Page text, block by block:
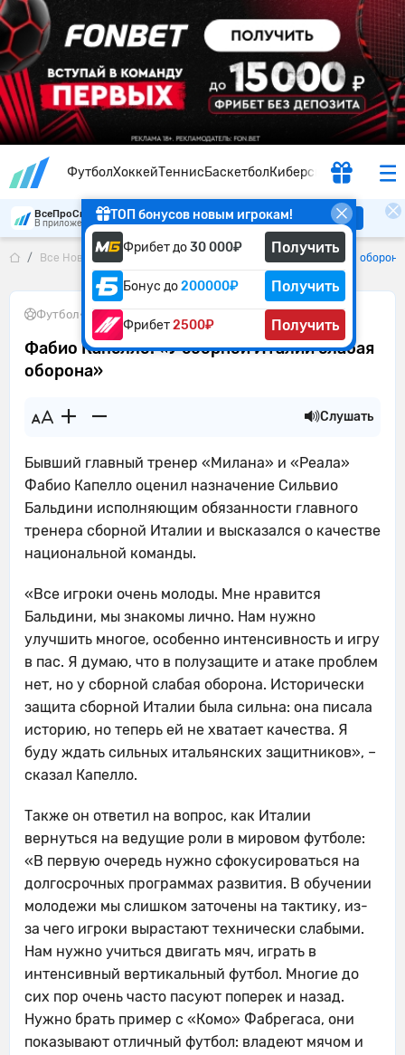
ФутболХоккейТеннисБаскетболКиберспорт
ТОП бонусов новым игрокам!
Фрибет до30 000₽ Получить
Бонус до200000₽ Получить
Фрибет2500₽ Получить
ВсеПроСпорт
В приложении удобнее Скачать
Все Новости Фабио Капелло: «У сборной Италии слабая
Футбол• 08.06.2026
Фабио Капелло: «У сборной Италии слабая
оборона»
Слушать
Бывший главный тренер «Милана» и «Реала»
Фабио Капелло оценил назначение Сильвио
Бальдини исполняющим обязанности главного
тренера сборной Италии и высказался о качестве
национальной команды.
«Все игроки очень молоды. Мне нравится
Бальдини, мы знакомы лично. Нам нужно
улучшить многое, особенно интенсивность и игру
в пас. Я думаю, что в полузащите и атаке проблем
нет, но у сборной слабая оборона. Исторически
защита сборной Италии была сильна: она писала
историю, но теперь ей не хватает качества. Я
буду ждать сильных итальянских защитников», –
сказал Капелло.
Также он ответил на вопрос, как Италии
вернуться на ведущие роли в мировом футболе:
«В первую очередь нужно сфокусироваться на
долгосрочных программах развития. В обучении
молодежи мы слишком заточены на тактику, из-
за чего игроки вырастают технически слабыми.
Нам нужно учиться двигать мяч, играть в
интенсивный вертикальный футбол. Многие до
сих пор очень часто пасуют поперек и назад.
Нужно брать пример с «Комо» Фабрегаса, они
показывают отличный футбол: владеют мячом и